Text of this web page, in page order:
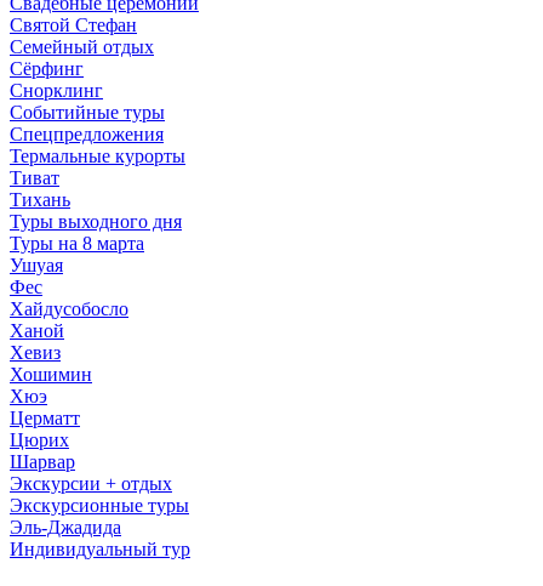
Святой Стефан
Семейный отдых
Сёрфинг
Снорклинг
Событийные туры
Спецпредложения
Термальные курорты
Тиват
Тихань
Туры выходного дня
Туры на 8 марта
Ушуая
Фес
Хайдусобосло
Ханой
Хевиз
Хошимин
Хюэ
Церматт
Цюрих
Шарвар
Экскурсии + отдых
Экскурсионные туры
Эль-Джадида
Индивидуальный тур